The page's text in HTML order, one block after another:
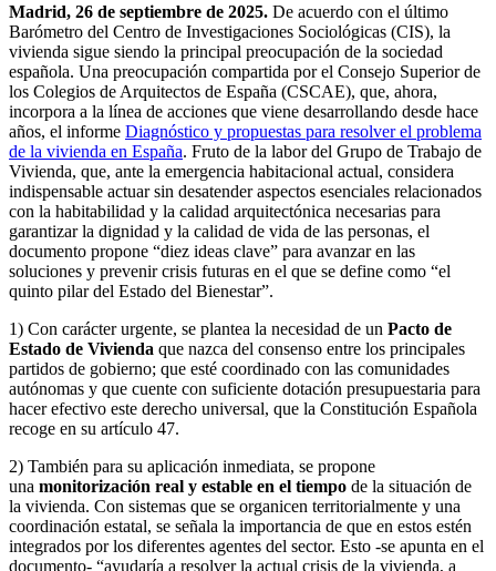
Madrid, 26 de septiembre de 2025. De acuerdo con el último
Barómetro del Centro de Investigaciones Sociológicas (CIS), la
vivienda sigue siendo la principal preocupación de la sociedad
española. Una preocupación compartida por el Consejo Superior de
los Colegios de Arquitectos de España (CSCAE), que, ahora,
incorpora a la línea de acciones que viene desarrollando desde hace
años, el informe Diagnóstico y propuestas para resolver el problema
de la vivienda en España. Fruto de la labor del Grupo de Trabajo de
Vivienda, que, ante la emergencia habitacional actual, considera
indispensable actuar sin desatender aspectos esenciales relacionados
con la habitabilidad y la calidad arquitectónica necesarias para
garantizar la dignidad y la calidad de vida de las personas, el
documento propone “diez ideas clave” para avanzar en las
soluciones y prevenir crisis futuras en el que se define como “el
quinto pilar del Estado del Bienestar”.
1) Con carácter urgente, se plantea la necesidad de un Pacto de
Estado de Vivienda que nazca del consenso entre los principales
partidos de gobierno; que esté coordinado con las comunidades
autónomas y que cuente con suficiente dotación presupuestaria para
hacer efectivo este derecho universal, que la Constitución Española
recoge en su artículo 47.
2) También para su aplicación inmediata, se propone
una monitorización real y estable en el tiempo de la situación de
la vivienda. Con sistemas que se organicen territorialmente y una
coordinación estatal, se señala la importancia de que en estos estén
integrados por los diferentes agentes del sector. Esto -se apunta en el
documento- “ayudaría a resolver la actual crisis de la vivienda, a